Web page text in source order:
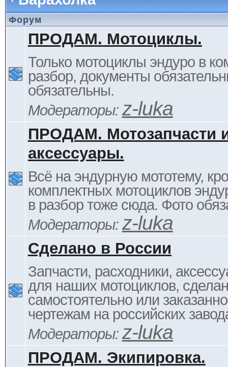
Форум
ПРОДАМ. Мотоциклы.
Только мотоциклы эндуро в
разбор, документы
обязательны.
Модераторы: z-luka
ПРОДАМ. Мотозапчасти
аксессуары.
Всё на эндурную мототему,
комплектных мотоциклов
в разбор тоже сюда. Фото
Модераторы: z-luka
Сделано в России
Запчасти, расходники,
для наших мотоциклов,
самостоятельно или
чертежам на российских
Модераторы: z-luka
ПРОДАМ. Экипировка.